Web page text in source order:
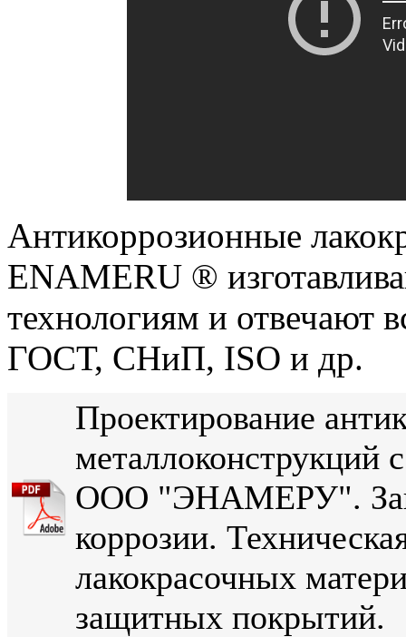
Антикоррозионные
ENAMERU ®
технологиям и отвечают
ГОСТ, СНиП, ISO и др.
Проектирование
ООО "ЭНАМЕРУ".
коррозии.
лакокрасочных
защитных покрытий.